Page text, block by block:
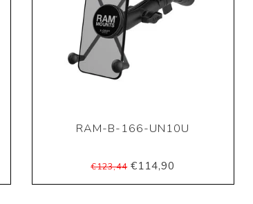
RAM-B-166-UN10U
€123,44€114,90